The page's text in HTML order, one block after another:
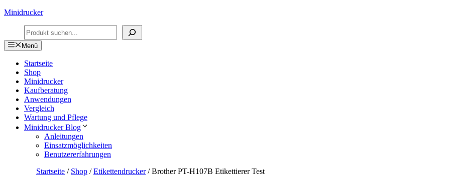
Zum
springen
Minidrucker
Suchen
Menü
Startseite
Shop
Minidrucker
Kaufberatung
Anwendungen
Vergleich
Wartung und Pflege
Minidrucker Blog
Anleitungen
Einsatzmöglichkeiten
Benutzererfahrungen
Startseite / Shop /Etikettendrucker/ Brother PT-H107B Etikettierer Test